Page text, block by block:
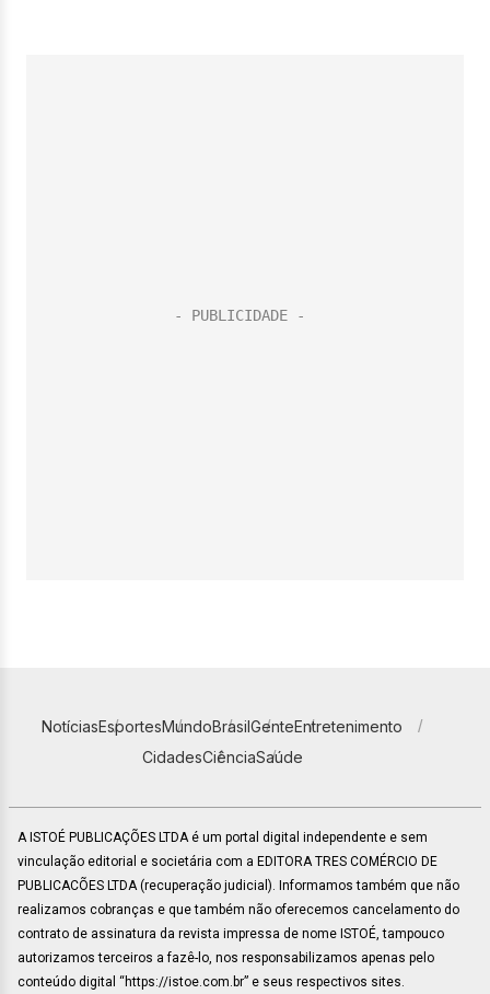
NotíciasEsportesMundoBrasilGenteEntretenimento
CidadesCiênciaSaúde
A ISTOÉ PUBLICAÇÕES LTDA é um portal digital independente e sem
vinculação editorial e societária com a EDITORA TRES COMÉRCIO DE
PUBLICACÕES LTDA (recuperação judicial). Informamos também que não
realizamos cobranças e que também não oferecemos cancelamento do
contrato de assinatura da revista impressa de nome ISTOÉ, tampouco
autorizamos terceiros a fazê-lo, nos responsabilizamos apenas pelo
conteúdo digital “https://istoe.com.br” e seus respectivos sites.